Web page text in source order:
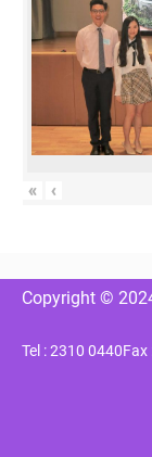
« ‹
Copyright ©
Tel : 2310 0440Fax